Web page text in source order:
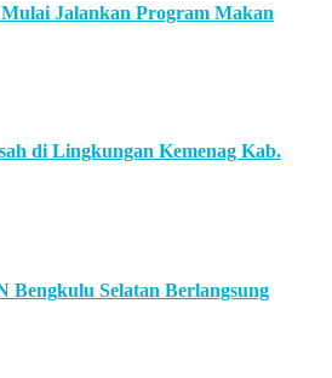
Jalankan Program Makan
di Lingkungan Kemenag Kab.
Selatan Berlangsung